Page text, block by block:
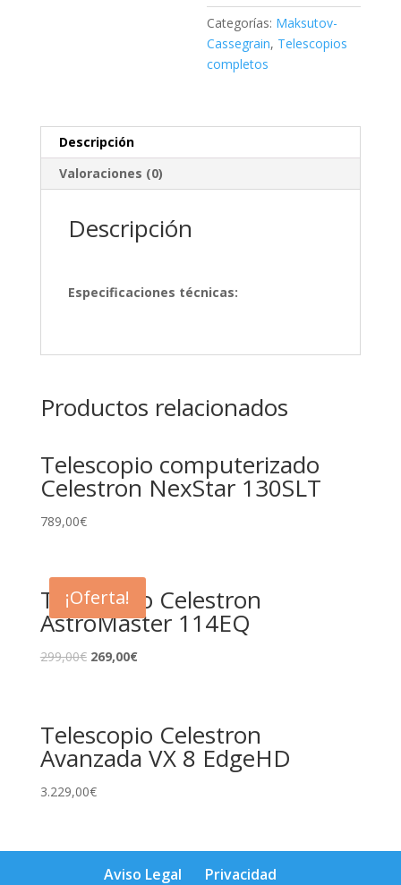
Categorías: Maksutov-
Cassegrain, Telescopios
completos
Descripción
Valoraciones (0)
Descripción
Especificaciones técnicas:
Productos relacionados
Telescopio computerizado
Celestron NexStar 130SLT
789,00€
¡Oferta!
Telescopio Celestron
AstroMaster 114EQ
299,00€ 269,00€
Telescopio Celestron
Avanzada VX 8 EdgeHD
3.229,00€
Aviso Legal Privacidad